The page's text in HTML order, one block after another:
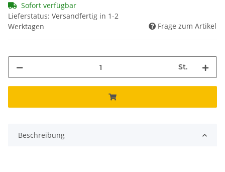
Sofort verfügbar
Lieferstatus: Versandfertig in 1-2
Werktagen
Frage zum Artikel
St.
Beschreibung